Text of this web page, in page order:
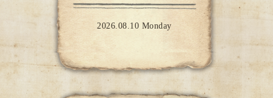
2026.08.10 Monday